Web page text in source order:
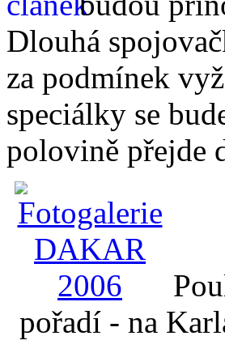
Dlouhá
za podmínek
speciálky se
polovině přejde
pořadí - na